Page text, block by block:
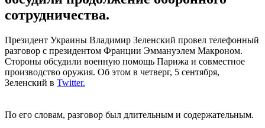
сотрудничества.
Президент Украины Владимир Зеленский провел телефонный
разговор с президентом Франции Эммануэлем Макроном.
Стороны обсудили военную помощь Парижа и совместное
производство оружия. Об этом в четверг, 5 сентября,
Зеленский в Twitter.
По его словам, разговор был длительным и содержательным.